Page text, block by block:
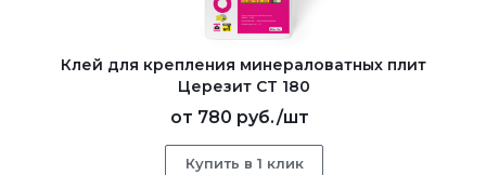
Клей для крепления минераловатных плит
Церезит CT 180
от 780 руб./шт
Купить в 1 клик